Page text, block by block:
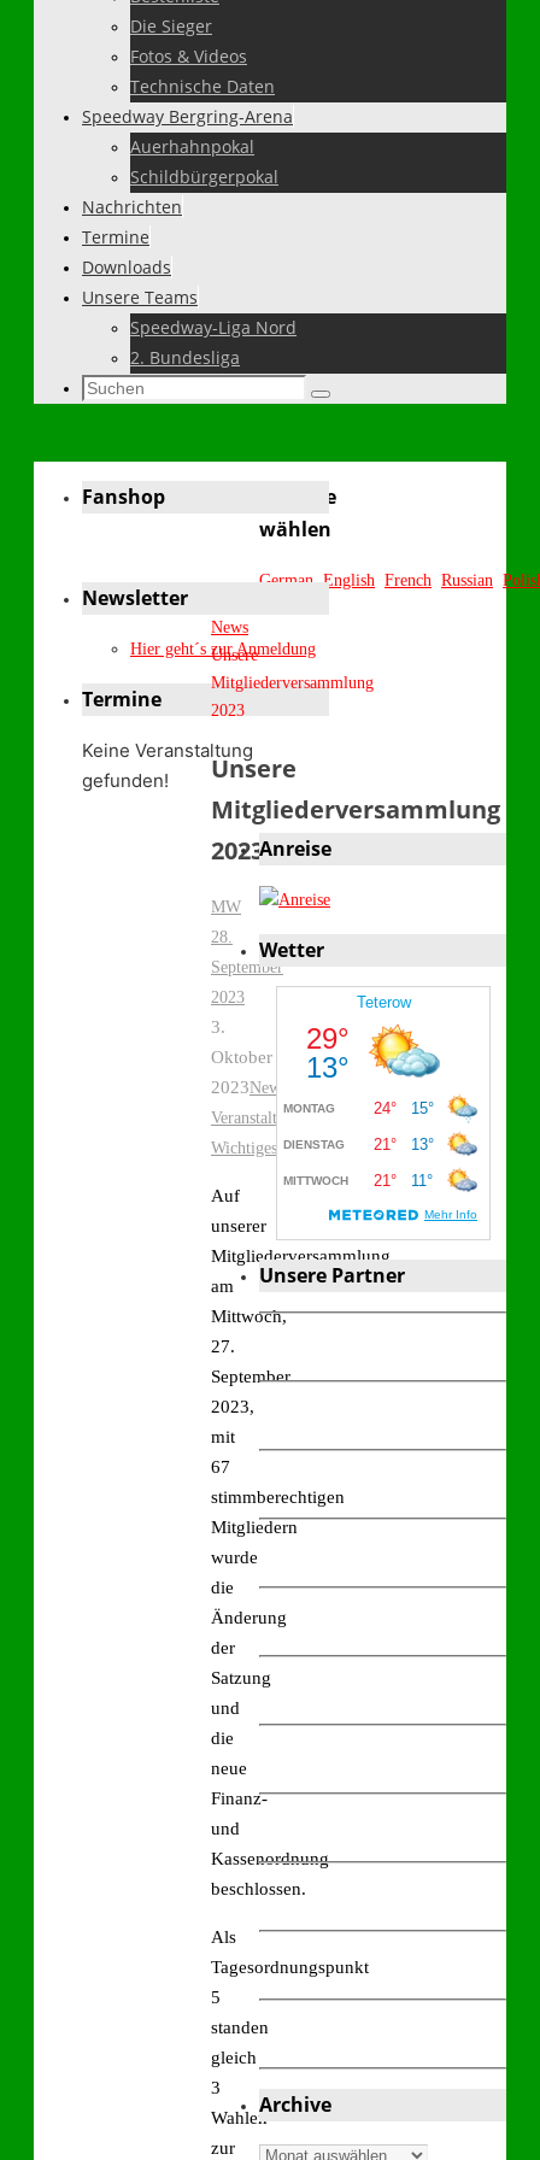
Die Sieger
Fotos & Videos
Technische Daten
Speedway Bergring-Arena
Auerhahnpokal
Schildbürgerpokal
Nachrichten
Termine
Downloads
Unsere Teams
Speedway-Liga Nord
2. Bundesliga
Suchen
Suchen
Sprache
wählen
German English French Russian
Start
News
Unsere
Mitgliederversammlung
2023
Unsere
Mitgliederversammlung
2023
MW
28.
September
2023
3.
Oktober
2023News
Veranstaltungen,
Wichtiges
Auf
unserer
Mitgliederversammlung
am
Mittwoch,
27.
September
2023,
mit
67
stimmberechtigen
Mitgliedern
wurde
die
Änderung
der
Satzung
und
die
neue
Finanz-
und
Kassenordnung
beschlossen.
Als
Tagesordnungspunkt
5
standen
gleich
3
Wahlen
zur
Fanshop
Newsletter
Hier geht´s zur Anmeldung
Termine
Keine Veranstaltung
gefunden!
Anreise
Wetter
Unsere Partner
Archive
Archive